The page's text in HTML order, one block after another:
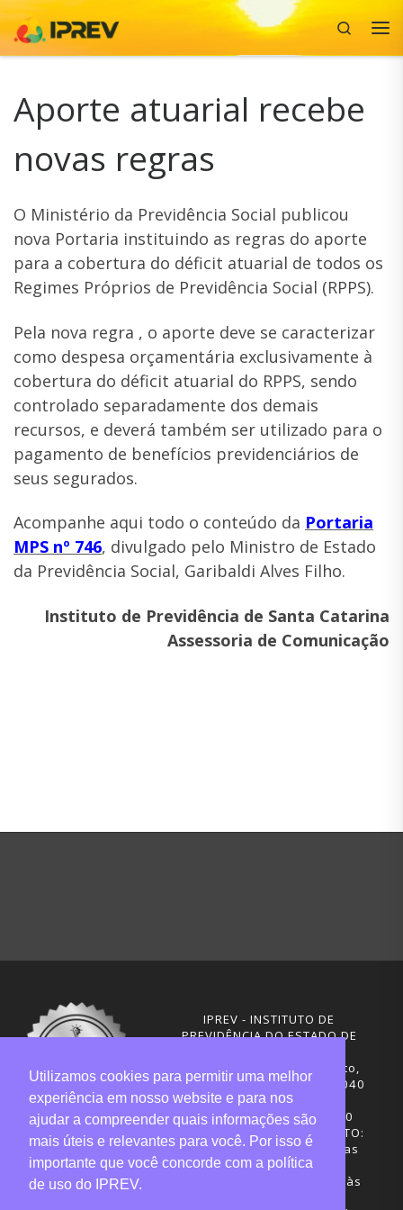
Skip to content
Search
Aporte atuarial recebe
novas regras
O Ministério da Previdência Social publicou
nova Portaria instituindo as regras do aporte
para a cobertura do déficit atuarial de todos os
Regimes Próprios de Previdência Social (RPPS).
Pela nova regra , o aporte deve se caracterizar
como despesa orçamentária exclusivamente à
cobertura do déficit atuarial do RPPS, sendo
controlado separadamente dos demais
recursos, e deverá também ser utilizado para o
pagamento de benefícios previdenciários de
seus segurados.
Acompanhe aqui todo o conteúdo da Portaria
MPS nº 746, divulgado pelo Ministro de Estado
da Previdência Social, Garibaldi Alves Filho.
Instituto de Previdência de Santa Catarina
Assessoria de Comunicação
IPREV - INSTITUTO DE
PREVIDÊNCIA DO ESTADO DE
Rua Visconde de Ouro Preto,
291 – Centro - CEP: 88020-040
Florianópolis - SC
Telefones: (48) 3665-4600
HORÁRIO DE FUNCIONAMENTO:
Central de Atendimento: das
12h30 às 18h
Sede administrativa: 7h30 às
Utilizamos cookies para permitir uma melhor
experiência em nosso website e para nos
ajudar a compreender quais informações são
mais úteis e relevantes para você. Por isso é
importante que você concorde com a política
de uso do IPREV.